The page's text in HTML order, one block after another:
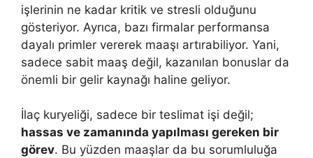
işlerinin ne kadar kritik ve stresli olduğunu
gösteriyor. Ayrıca, bazı firmalar performansa
dayalı primler vererek maaşı artırabiliyor. Yani,
sadece sabit maaş değil, kazanılan bonuslar da
önemli bir gelir kaynağı haline geliyor.
İlaç kuryeliği, sadece bir teslimat işi değil;
hassas ve zamanında yapılması gereken bir
görev. Bu yüzden maaşlar da bu sorumluluğa